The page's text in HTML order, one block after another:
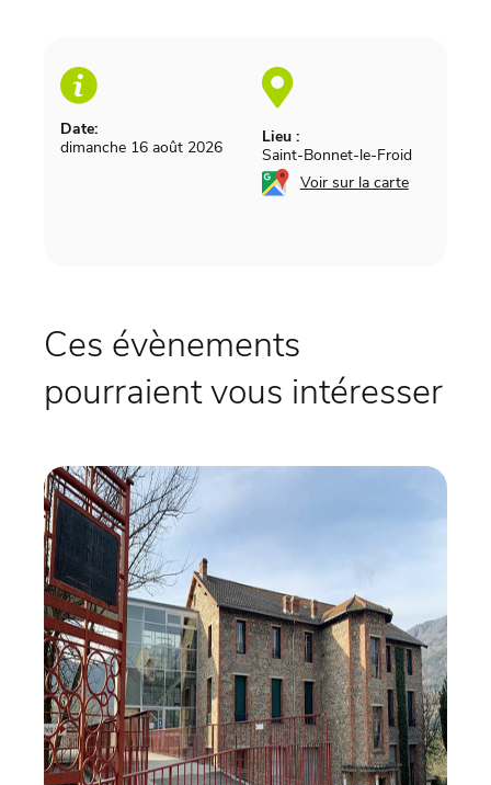
Date:
dimanche 16 août 2026
Lieu :
Saint-Bonnet-le-Froid
Voir sur la carte
Ces évènements
pourraient vous intéresser